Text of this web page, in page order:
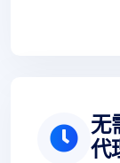
无
代